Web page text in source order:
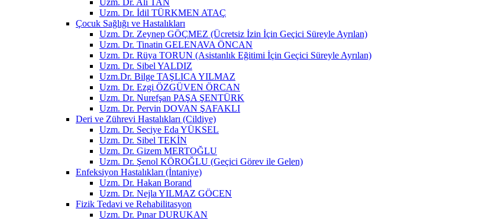
Uzm. Dr. İdil TÜRKMEN ATAÇ
Çocuk Sağlığı ve Hastalıkları
Uzm. Dr. Zeynep GÖÇMEZ (Ücretsiz İzin İçin Geçici Süreyle Ayrılan)
Uzm. Dr. Tinatin GELENAVA ÖNCAN
Uzm. Dr. Rüya TORUN (Asistanlık Eğitimi İçin Geçici Süreyle Ayrılan)
Uzm. Dr. Sibel YALDIZ
Uzm.Dr. Bilge TAŞLICA YILMAZ
Uzm. Dr. Ezgi ÖZGÜVEN ÖRCAN
Uzm. Dr. Nurefşan PAŞA ŞENTÜRK
Uzm. Dr. Pervin DOVAN ŞAFAKLI
Deri ve Zührevi Hastalıkları (Cildiye)
Uzm. Dr. Seciye Eda YÜKSEL
Uzm. Dr. Sibel TEKİN
Uzm. Dr. Gizem MERTOĞLU
Uzm. Dr. Şenol KÖROĞLU (Geçici Görev ile Gelen)
Enfeksiyon Hastalıkları (İntaniye)
Uzm. Dr. Hakan Borand
Uzm. Dr. Nejla YILMAZ GÖCEN
Fizik Tedavi ve Rehabilitasyon
Uzm. Dr. Pınar DURUKAN